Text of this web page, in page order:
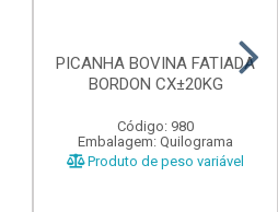
PICANHA BOVINA FATIADA
BORDON CX±20KG
Código: 980
Embalagem: Quilograma
Produto de peso variável